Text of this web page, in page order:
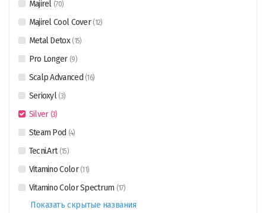
Majirel (70)
Majirel Cool Cover (12)
Metal Detox (15)
Pro Longer (9)
Scalp Advanced (16)
Serioxyl (3)
Silver (3)
Steam Pod (4)
Tecni.Art (15)
Vitamino Color (11)
Vitamino Color Spectrum (17)
Показать скрытые названия